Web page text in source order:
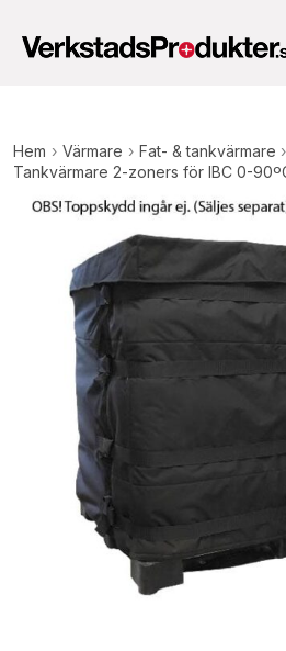
Hem › Värmare › Fat- & tankvärmare ›
Tankvärmare 2-zoners för IBC 0-